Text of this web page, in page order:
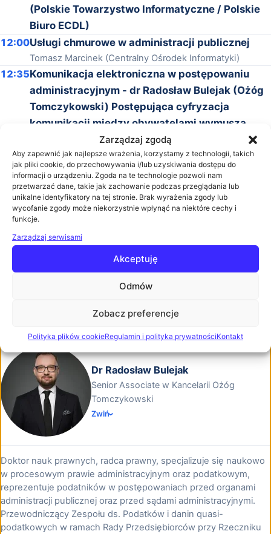
Zarządzaj zgodą
Aby zapewnić jak najlepsze wrażenia, korzystamy z technologii, takich
jak pliki cookie, do przechowywania i/lub uzyskiwania dostępu do
informacji o urządzeniu. Zgoda na te technologie pozwoli nam
przetwarzać dane, takie jak zachowanie podczas przeglądania lub
unikalne identyfikatory na tej stronie. Brak wyrażenia zgody lub
wycofanie zgody może niekorzystnie wpłynąć na niektóre cechy i
funkcje.
Zarządzaj serwisami
Akceptuję
Odmów
Zobacz preferencje
Polityka plików cookieRegulamin i polityka prywatnościKontakt
(Polskie Towarzystwo Informatyczne / Polskie
Biuro ECDL)
12:00Usługi chmurowe w administracji publicznej
Tomasz Marcinek (Centralny Ośrodek Informatyki)
12:35Komunikacja elektroniczna w postępowaniu
administracyjnym - dr Radosław Bulejak (Ożóg
Tomczykowski) Postępująca cyfryzacja
komunikacji między obywatelami wymusza
dostosowanie się do nowych standardów przez
administrację publiczną. Tarcze antykryzysowe
oraz specustawy związane z pandemią
przyspieszyły proces cyfryzacji komunikacji
elektronicznej. Przedmiotem wystąpienia będą
wybrane zagadnienia dotyczące komunikacji
elektronicznej w postępowaniach administracji
z uwzględnieniem regulacji o doręczeniach
elektronicznych.
Zakończenie konferencji
Dr Radosław Bulejak
Senior Associate w Kancelarii Ożóg
Tomczykowski
Zwiń
Doktor nauk prawnych, radca prawny, specjalizuje się naukowo
w procesowym prawie administracyjnym oraz podatkowym,
reprezentuje podatników w postępowaniach przed organami
administracji publicznej oraz przed sądami administracyjnymi.
Przewodniczący Zespołu ds. Podatków i danin quasi-
podatkowych w ramach Rady Przedsiębiorców przy Rzeczniku